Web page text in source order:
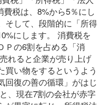
税は、8%から5％にし
そして、段階的に「所得
にします。 消費税を
Ｐの6割を占める「消
れると企業が売り上げ
買い物をするというよう
回復の善の循環」がはじ
、現在7割の会社が赤字